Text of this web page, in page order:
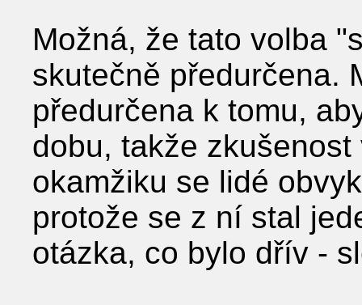
Možná, že tato volba
skutečně předurčena.
předurčena k tomu,
dobu, takže
okamžiku se lidé
protože se z ní stal
otázka, co bylo dřív -